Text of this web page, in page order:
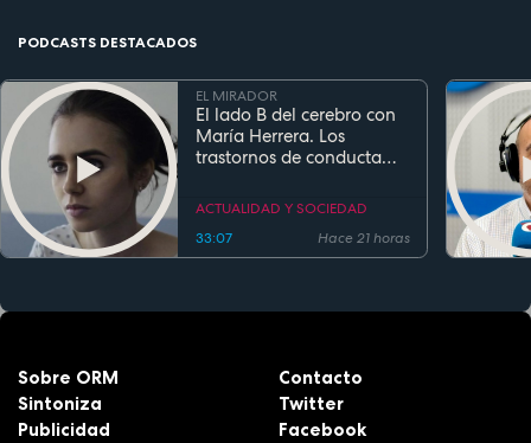
PODCASTS DESTACADOS
EL MIRADOR
El lado B del cerebro con
María Herrera. Los
trastornos de conducta
ACTUALIDAD Y SOCIEDAD
33:07
Hace 21 horas
Sobre ORM
Sintoniza
Publicidad
Contacto
Twitter
Facebook